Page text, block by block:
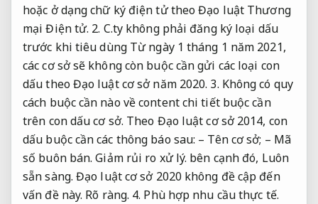
hoặc ở dạng chữ ký điện tử theo Đạo luật Thương
mại Điện tử. 2. C.ty không phải đăng ký loại dấu
trước khi tiêu dùng Từ ngày 1 tháng 1 năm 2021,
các cơ sở sẽ không còn buộc cần gửi các loại con
dấu theo Đạo luật cơ sở năm 2020. 3. Không có quy
cách buộc cần nào về content chi tiết buộc cần
trên con dấu cơ sở. Theo Đạo luật cơ sở 2014, con
dấu buộc cần các thông báo sau: – Tên cơ sở; – Mã
số buôn bán.Giảm rủi ro xử lý. bên cạnh đó, Luôn
sẵn sàng. Đạo luật cơ sở 2020 không đề cập đến
vấn đề này. Rõ ràng. 4. Phù hợp nhu cầu thực tế.